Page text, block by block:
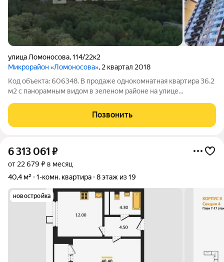
улица Ломоносова,114/22к2
Микрорайон «Ломоносова», 2 квартал 2018
Код объекта: 606348. В продаже однокомнатная квартира 36.2
м2 с панорамным видом в зеленом районе на улице
находится на 16 этаже 17 этажного дома, что обеспечивает
отличную освещенность и хорошие виды
Позвонить
6 313 061 ₽
от 22 679 ₽ в месяц
40,4 м²
1-комн. квартира 8 этаж из 19
новостройка